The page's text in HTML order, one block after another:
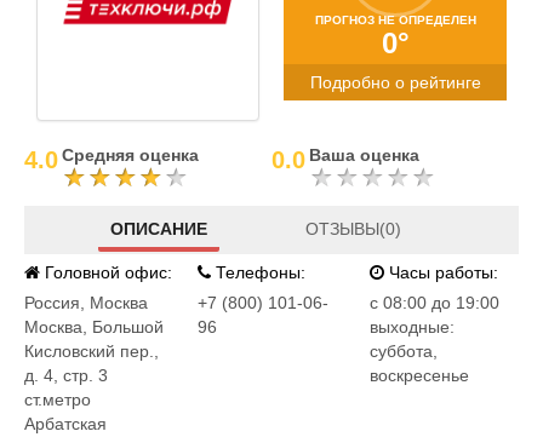
ПРОГНОЗ НЕ ОПРЕДЕЛЕН
0°
Подробно о рейтинге
4.0Средняя оценка 0.0 Ваша оценка
ОПИСАНИЕ ОТЗЫВЫ(0)
Головной офис:
Россия
Москва
Москва, Большой
Кисловский пер.,
д. 4, стр. 3
ст.метро
Арбатская
Телефоны:
+7 (800) 101-06-
96
Часы работы:
c 08:00 до 19:00
выходные:
суббота,
воскресенье